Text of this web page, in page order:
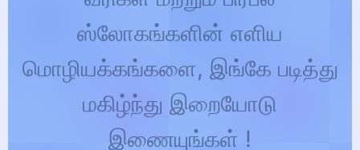
ஸ்லோகங்களின் எளிய
மொழியக்கங்களை, இங்கே படித்து
மகிழ்ந்து இறையோடு
இணையுங்கள் !